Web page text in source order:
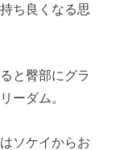
ち良くなる思
と臀部にグラ
ーダム。
ソケイからお